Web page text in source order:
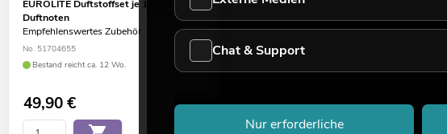
EUROLITE Duftstoffset je 1x alle 14
Duftnoten
Empfehlenswertes Zubehör
No. 51704655
Bestand reicht ca. 12 Wo.
49,90€
Chat & Support
Nur erforderliche